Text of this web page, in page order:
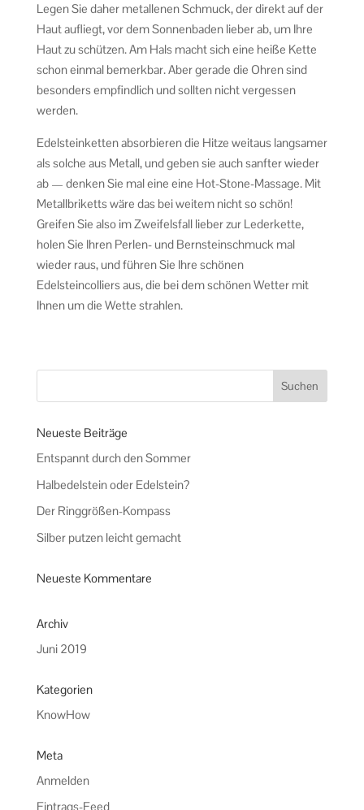
Legen Sie daher metallenen Schmuck, der direkt auf der
Haut aufliegt, vor dem Sonnenbaden lieber ab, um Ihre
Haut zu schützen. Am Hals macht sich eine heiße Kette
schon einmal bemerkbar. Aber gerade die Ohren sind
besonders empfindlich und sollten nicht vergessen
werden.
Edelsteinketten absorbieren die Hitze weitaus langsamer
als solche aus Metall, und geben sie auch sanfter wieder
ab — denken Sie mal eine eine Hot-Stone-Massage. Mit
Metallbriketts wäre das bei weitem nicht so schön!
Greifen Sie also im Zweifelsfall lieber zur Lederkette,
holen Sie Ihren Perlen- und Bernsteinschmuck mal
wieder raus, und führen Sie Ihre schönen
Edelsteincolliers aus, die bei dem schönen Wetter mit
Ihnen um die Wette strahlen.
Neueste Beiträge
Entspannt durch den Sommer
Halbedelstein oder Edelstein?
Der Ringgrößen-Kompass
Silber putzen leicht gemacht
Neueste Kommentare
Archiv
Juni 2019
Kategorien
KnowHow
Meta
Anmelden
Eintrags-Feed